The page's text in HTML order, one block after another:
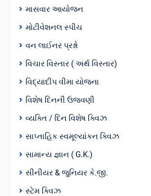
માસવાર આયોજન
મોટીવેશનલ સ્પીચ
વન લાઈનર પ્રશ્નો
વિચાર વિસ્તાર ( અર્થ વિસ્તાર)
વિદ્યાદીપ વીમા યોજના
વિશેષ દિનની ઉજવણી
વ્યક્તિ / દિન વિશેષ ક્વિઝ
સાપ્તાહિક સ્વમૂલ્યાંકન ક્વિઝ
સામાન્ય જ્ઞાન ( G.K.)
સીનીયર & જુનિયર કે.જી.
સ્ટેમ ક્વિઝ